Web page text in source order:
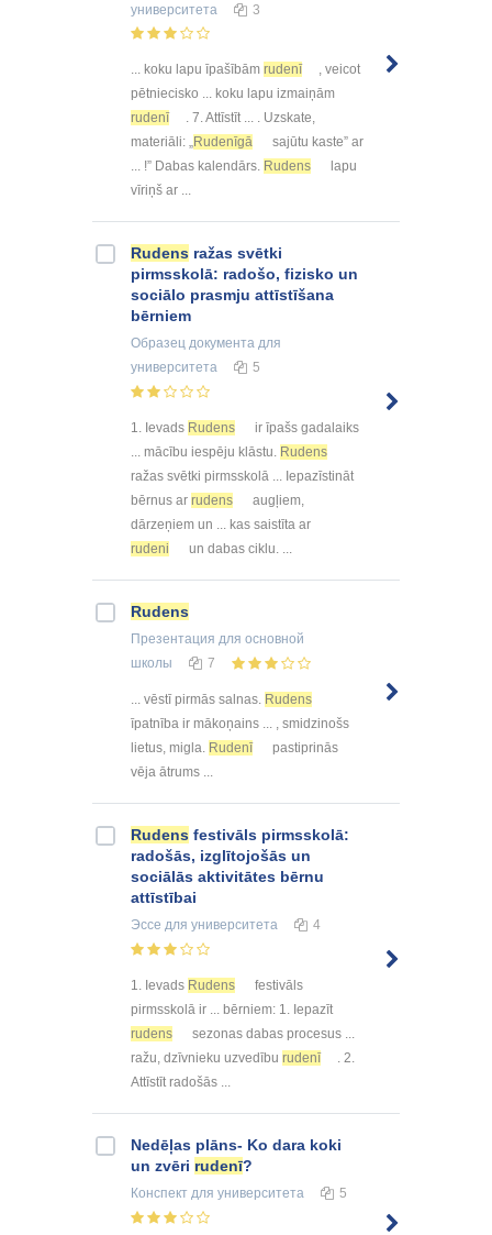
университета
3
... koku lapu īpašībām rudenī
, veicot
pētniecisko ... koku lapu izmaiņām
rudenī
. 7. Attīstīt ... . Uzskate,
materiāli: „Rudenīgā
sajūtu kaste” ar
... !” Dabas kalendārs. Rudens
lapu
vīriņš ar ...
Rudens ražas svētki
pirmsskolā: radošo, fizisko un
sociālo prasmju attīstīšana
bērniem
Образец документа для
университета
5
1. Ievads Rudens
ir īpašs gadalaiks
... mācību iespēju klāstu. Rudens
ražas svētki pirmsskolā ... Iepazīstināt
bērnus ar rudens
augļiem,
dārzeņiem un ... kas saistīta ar
rudeni
un dabas ciklu. ...
Rudens
Презентация для основной
школы
7
... vēstī pirmās salnas. Rudens
īpatnība ir mākoņains ... , smidzinošs
lietus, migla. Rudenī
pastiprinās
vēja ātrums ...
Rudens festivāls pirmsskolā:
radošās, izglītojošās un
sociālās aktivitātes bērnu
attīstībai
Эссе для университета 4
1. Ievads Rudens
festivāls
pirmsskolā ir ... bērniem: 1. Iepazīt
rudens
sezonas dabas procesus ...
ražu, dzīvnieku uzvedību rudenī
. 2.
Attīstīt radošās ...
Nedēļas plāns- Ko dara koki
un zvēri rudenī?
Конспект для университета 5